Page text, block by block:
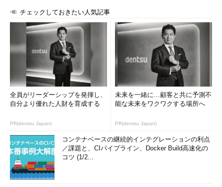
チェックしておきたい人気記事
全員がリーダーシップを発揮し、
自分より優れた人財を育成する
PR(dentsu Japan)
未来を一緒に…顧客と共に予測不
能な未来をワクワクする場所へ
PR(dentsu Japan)
コンテナベースの継続的インテグレーションの利点
／課題と、CIパイプライン、Docker Build高速化の
コツ (1/2...